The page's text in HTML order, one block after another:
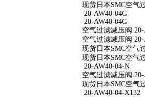
现货日本SMC空气
20-AW40-04G
20-AW40-04G
空气过滤减压阀 20-
空气过滤减压阀 20-
现货日本SMC空气
现货日本SMC空气
20-AW40-04-N
空气过滤减压阀
现货日本SMC空气
20-AW40-04-X132